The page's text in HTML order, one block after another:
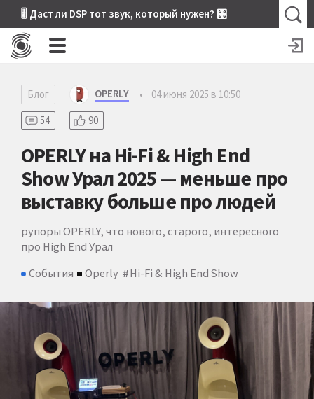
🎚 Даст ли DSP тот звук, который нужен? 🎛
Блог OPERLY •
04 июня 2025 в 10:50
54
90
OPERLY на Hi-Fi & High End
Show Урал 2025 — меньше про
выставку больше про людей
рупоры OPERLY, что нового, старого, интересного
про High End Урал
События
Operly Hi-Fi & High End Show